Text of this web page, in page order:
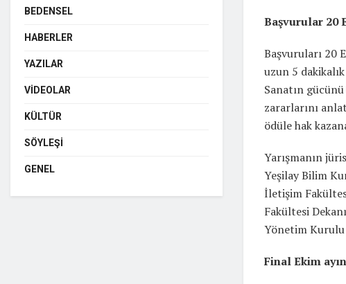
Başvurular 20
Başvuruları 20
uzun 5
Sanatın
zararlarını
ödüle hak
Yarışmanın
Yeşilay Bilim
İletişim
Fakültesi
Yönetim Kurulu
Final Ekim
BEDENSEL
HABERLER
YAZILAR
VIDEOLAR
KÜLTÜR
SÖYLEŞI
GENEL